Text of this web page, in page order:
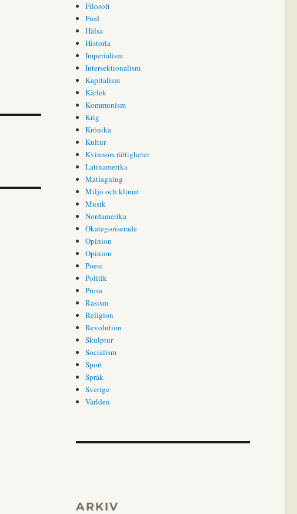
Filosofi
Fred
Hälsa
Historia
Imperialism
Intersektionalism
Kapitalism
Kärlek
Kommunism
Krig
Krönika
Kultur
Kvinnors rättigheter
Latinamerika
Matlagning
Miljö och klimat
Musik
Nordamerika
Okategoriserade
Opinion
Opinion
Poesi
Politik
Prosa
Rasism
Religion
Revolution
Skulptur
Socialism
Sport
Språk
Sverige
Världen
ARKIV